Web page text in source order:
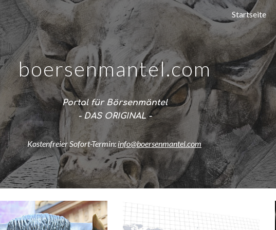
to main content Skip to navigationStartseite
boersenmantel.com
Portal für Börsenmäntel
- DAS ORIGINAL -
Kostenfreier Sofort-Termin: info@boersenmantel.com